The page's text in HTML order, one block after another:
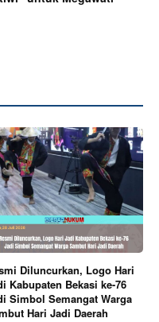
Diluncurkan, Logo Hari
Kabupaten Bekasi ke-76
Simbol Semangat Warga
Hari Jadi Daerah